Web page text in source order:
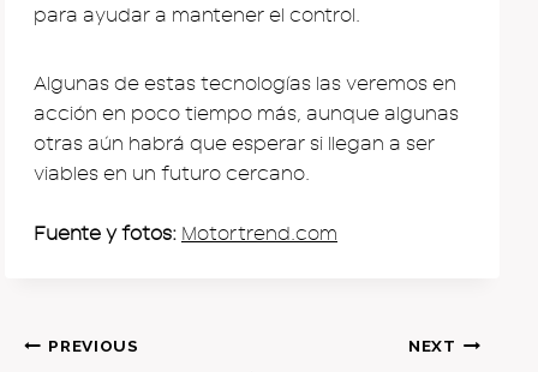
para ayudar a mantener el control.
Algunas de estas tecnologías las veremos en
acción en poco tiempo más, aunque algunas
otras aún habrá que esperar si llegan a ser
viables en un futuro cercano.
Fuente y fotos: Motortrend.com
Post
PREVIOUS NEXT